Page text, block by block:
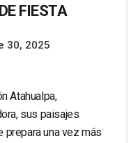
FIESTA
30, 2025
Atahualpa,
sus paisajes
prepara una vez más